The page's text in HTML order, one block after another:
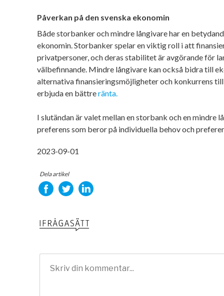
Påverkan på den svenska ekonomin
Både storbanker och mindre långivare har en
ekonomin. Storbanker spelar en viktig roll i att
privatpersoner, och deras stabilitet är avgörande för
välbefinnande. Mindre långivare kan också bidra till
alternativa finansieringsmöjligheter och konkurrens
erbjuda en bättreränta.
I slutändan är valet mellan en storbank och en mindre
preferens som beror på individuella behov och
2023-09-01
Dela artikel